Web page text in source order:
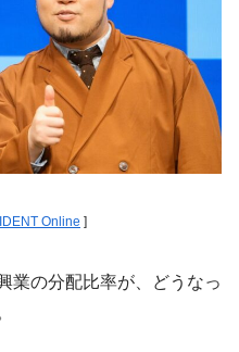
Online ]
業の分配比率が、どうなっ